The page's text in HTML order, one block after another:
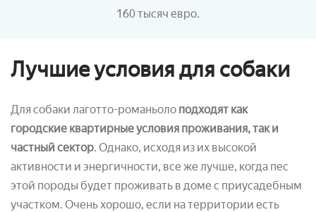
160 тысяч евро.
Лучшие условия для собаки
Для собаки лаготто-романьоло подходят как
городские квартирные условия проживания, так и
частный сектор. Однако, исходя из их высокой
активности и энергичности, все же лучше, когда пес
этой породы будет проживать в доме с приусадебным
участком. Очень хорошо, если на территории есть